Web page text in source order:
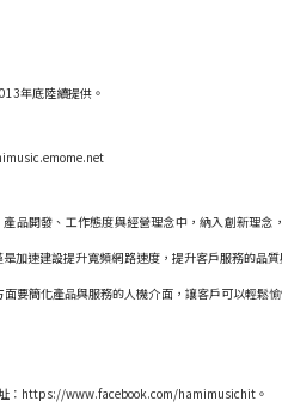
年底陸續提供。
品開發、工作態度與經營理念中，納入創新理
是加速建設提升寬頻網路速度，提升客戶服務的
要簡化產品與服務的人機介面，讓客戶可以輕
： https://www.facebook.com/hamimusichit 。